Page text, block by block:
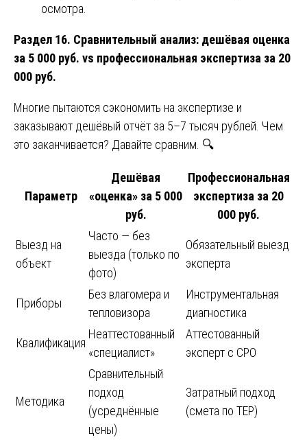
осмотра.
Раздел 16. Сравнительный анализ: дешёвая оценка
за 5 000 руб. vs профессиональная экспертиза за 20
000 руб.
Многие пытаются сэкономить на экспертизе и
заказывают дешёвый отчёт за 5–7 тысяч рублей. Чем
это заканчивается? Давайте сравним. 🔍
Параметр
Дешёвая
«оценка» за 5 000
руб.
Профессиональная
экспертиза за 20
000 руб.
Выезд на
объект
Часто — без
выезда (только по
фото)
Обязательный выезд
эксперта
Приборы
Без влагомера и
тепловизора
Инструментальная
диагностика
Квалификация
Неаттестованный
«специалист»
Аттестованный
эксперт с СРО
Методика
Сравнительный
подход
(усреднённые
цены)
Затратный подход
(смета по ТЕР)